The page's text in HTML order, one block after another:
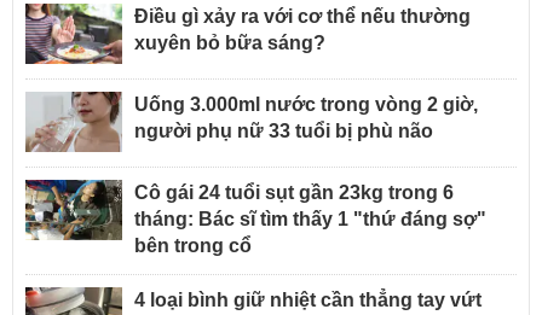
Điều gì xảy ra với cơ thể nếu thường
xuyên bỏ bữa sáng?
Uống 3.000ml nước trong vòng 2 giờ,
người phụ nữ 33 tuổi bị phù não
Cô gái 24 tuổi sụt gần 23kg trong 6
tháng: Bác sĩ tìm thấy 1 "thứ đáng sợ"
bên trong cổ
4 loại bình giữ nhiệt cần thẳng tay vứt